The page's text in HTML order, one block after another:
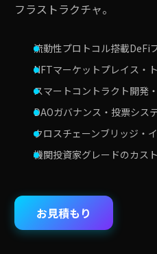
フラストラクチャ。
流動性プロトコル搭載DeFi
NFTマーケットプレイス・
スマートコントラクト開発
DAOガバナンス・投票シス
クロスチェーンブリッジ・
機関投資家グレードのカス
お見積もり